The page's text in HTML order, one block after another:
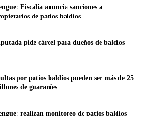
Fiscalía anuncia sanciones a
de patios baldíos
pide cárcel para dueños de baldíos
por patios baldíos pueden ser más de 25
de guaraníes
realizan monitoreo de patios baldíos